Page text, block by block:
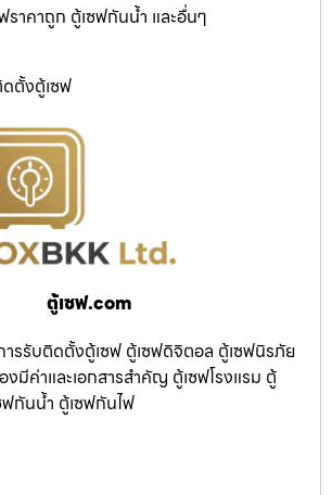
ราคาถูก ตู้เซฟกันน้ำ และอื่นๆ
ตั้งตู้เซฟ
ตู้เซฟ.com
ารรับติดตั้งตู้เซฟ ตู้เซฟดิจิตอล ตู้เซฟนิรภัย
งมีค่าและเอกสารสำคัญ ตู้เซฟโรงแรม ตู้
ฟกันน้ำ ตู้เซฟกันไฟ